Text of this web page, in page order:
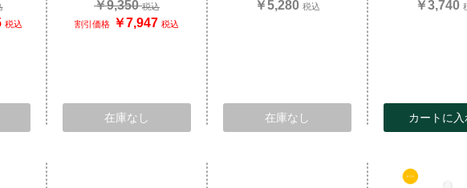
税込
￥9,350 税込
割引価格 ￥7,947 税込
在庫なし
￥5,280 税込
在庫なし
￥3,740
カートに入